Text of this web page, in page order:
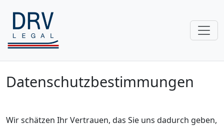
Datenschutzbestimmungen
Wir schätzen Ihr Vertrauen, das Sie uns dadurch geben,